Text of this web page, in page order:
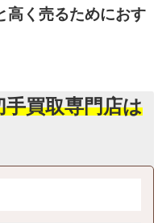
高く売るためにおす
買取専門店は